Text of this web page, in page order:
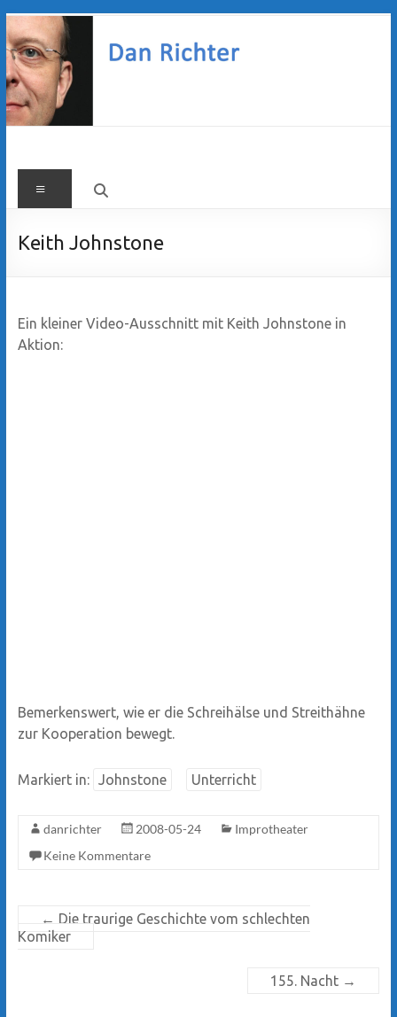
Zum
Inhalt
springen
Dan
Richter
Menü
Keith Johnstone
Ein kleiner Video-Ausschnitt mit Keith Johnstone in
Aktion:
Bemerkenswert, wie er die Schreihälse und Streithähne
zur Kooperation bewegt.
Markiert in: Johnstone Unterricht
danrichter 2008-05-24
Improtheater
Keine Kommentare
← Die traurige Geschichte vom schlechten
Komiker
155. Nacht →